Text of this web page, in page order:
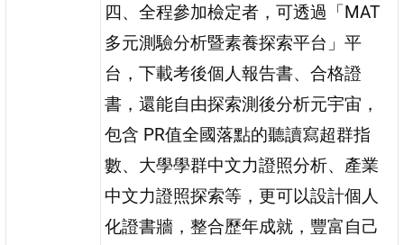
四、全程參加檢定者，可透過「MAT
多元測驗分析暨素養探索平台」平
台，下載考後個人報告書、合格證
書，還能自由探索測後分析元宇宙，
包含 PR值全國落點的聽讀寫超群指
數、大學學群中文力證照分析、產業
中文力證照探索等，更可以設計個人
化證書牆，整合歷年成就，豐富自己